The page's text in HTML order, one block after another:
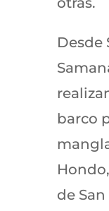
Desde
barco
de